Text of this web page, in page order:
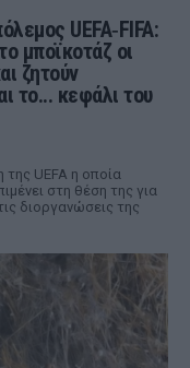
UEFA‑FIFA:
μποϊκοτάζ οι
ζητούν
το... κεφάλι του
UEFA η οποία
στη θέση της για
διοργανώσεις της